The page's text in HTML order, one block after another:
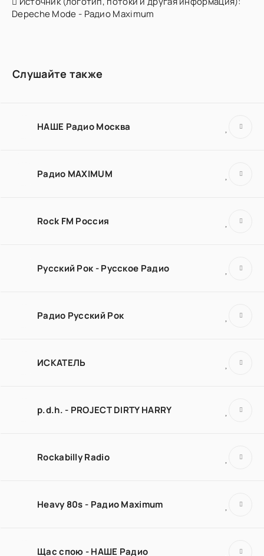
Depeche Mode - Радио Maximum
Слушайте также
НАШЕ Радио Москва
Радио MAXIMUM
Rock FM Россия
Русский Рок - Русское Радио
Радио Русский Рок
ИСКАТЕЛЬ
p.d.h. - PROJECT DIRTY HARRY
Rockabilly Radio
Heavy 80s - Радио Maximum
Щас спою - НАШЕ Радио